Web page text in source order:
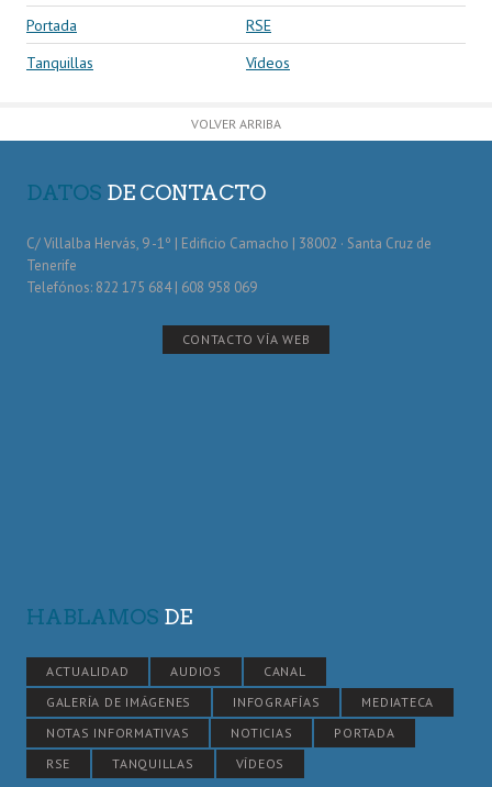
Portada
RSE
Tanquillas
Vídeos
VOLVER ARRIBA
DATOS DE CONTACTO
C/ Villalba Hervás, 9 -1º | Edificio Camacho | 38002 · Santa Cruz de
Tenerife
Telefónos: 822 175 684 | 608 958 069
CONTACTO VÍA WEB
HABLAMOS DE
ACTUALIDAD AUDIOS
CANAL
GALERÍA DE IMÁGENES
INFOGRAFÍAS
MEDIATECA
NOTAS INFORMATIVAS
NOTICIAS
PORTADA
RSE
TANQUILLAS VÍDEOS